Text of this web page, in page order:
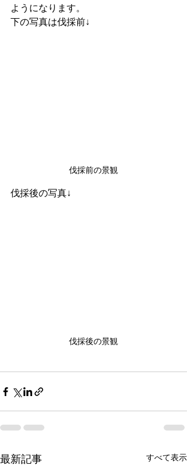
ようになります。
下の写真は伐採前↓
伐採前の景観
伐採後の写真↓
伐採後の景観
最新記事 すべて表示